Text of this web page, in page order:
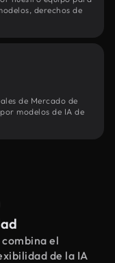
derechos de
de Mercado de
modelos de IA de
el
de la IA